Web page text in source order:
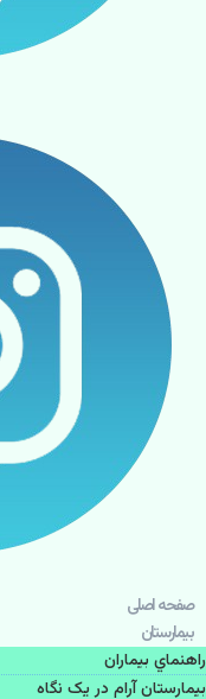
صفحه اصلی
بيمارستان
راهنماي بیماران
بیمارستان آرام در یک نگاه